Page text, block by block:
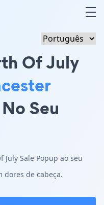
Of July
Seu
Sale Popup ao seu
dores de cabeça.